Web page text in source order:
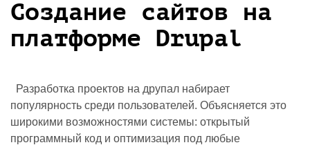
Создание сайтов на
платформе Drupal
Разработка проектов на друпал набирает
популярность среди пользователей. Объясняется это
широкими возможностями системы: открытый
программный код и оптимизация под любые